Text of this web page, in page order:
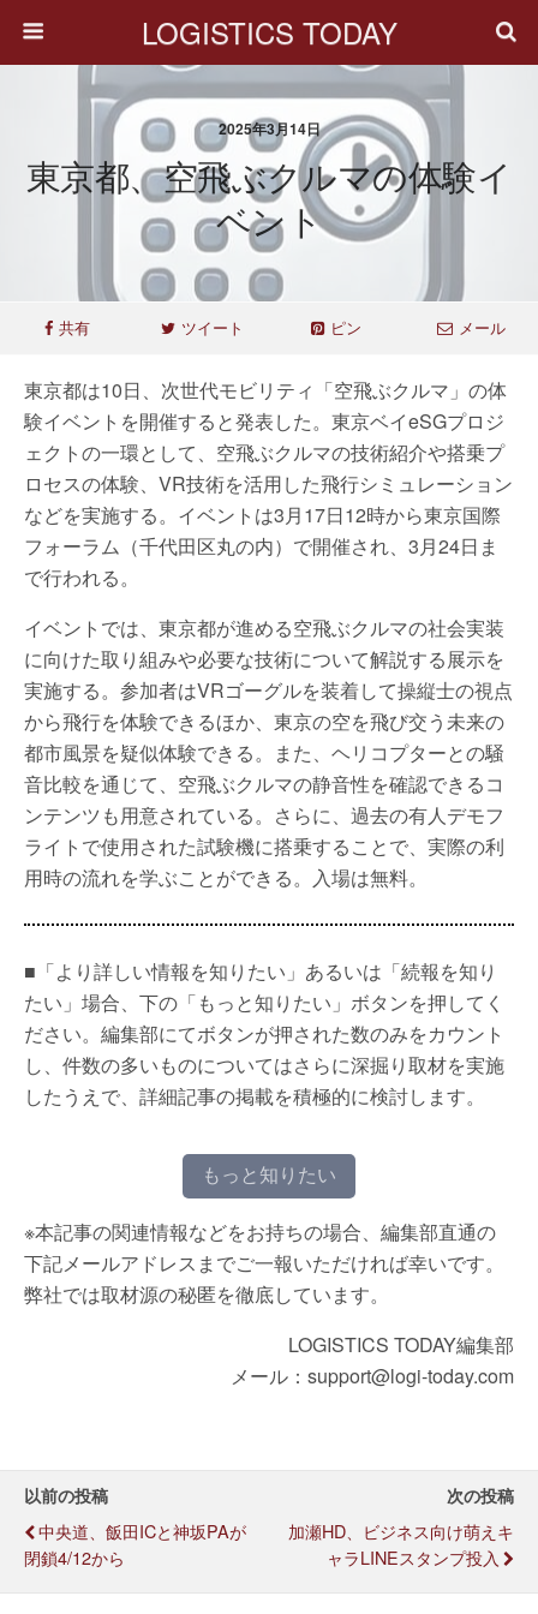
LOGISTICS TODAY
2025年3月14日
東京都、空飛ぶクルマの体験イ
ベント
共有 ツイート ピン メール
東京都は10日、次世代モビリティ「空飛ぶクルマ」の体
験イベントを開催すると発表した。東京ベイeSGプロジ
ェクトの一環として、空飛ぶクルマの技術紹介や搭乗プ
ロセスの体験、VR技術を活用した飛行シミュレーション
などを実施する。イベントは3月17日12時から東京国際
フォーラム（千代田区丸の内）で開催され、3月24日ま
で行われる。
イベントでは、東京都が進める空飛ぶクルマの社会実装
に向けた取り組みや必要な技術について解説する展示を
実施する。参加者はVRゴーグルを装着して操縦士の視点
から飛行を体験できるほか、東京の空を飛び交う未来の
都市風景を疑似体験できる。また、ヘリコプターとの騒
音比較を通じて、空飛ぶクルマの静音性を確認できるコ
ンテンツも用意されている。さらに、過去の有人デモフ
ライトで使用された試験機に搭乗することで、実際の利
用時の流れを学ぶことができる。入場は無料。
■「より詳しい情報を知りたい」あるいは「続報を知り
たい」場合、下の「もっと知りたい」ボタンを押してく
ださい。編集部にてボタンが押された数のみをカウント
し、件数の多いものについてはさらに深掘り取材を実施
したうえで、詳細記事の掲載を積極的に検討します。
もっと知りたい
※本記事の関連情報などをお持ちの場合、編集部直通の
下記メールアドレスまでご一報いただければ幸いです。
弊社では取材源の秘匿を徹底しています。
LOGISTICS TODAY編集部
メール：support@logi-today.com
以前の投稿
中央道、飯田ICと神坂PAが
閉鎖4/12から
次の投稿
加瀬HD、ビジネス向け萌えキ
ャラLINEスタンプ投入